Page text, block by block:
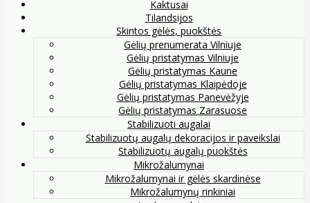
Kaktusai
Tilandsijos
Skintos gėlės, puokštės
Gėlių prenumerata Vilniuje
Gėlių pristatymas Vilniuje
Gėlių pristatymas Kaune
Gėlių pristatymas Klaipėdoje
Gėlių pristatymas Panevėžyje
Gėlių pristatymas Zarasuose
Stabilizuoti augalai
Stabilizuotų augalų dekoracijos ir paveikslai
Stabilizuotų augalų puokštės
Mikrožalumynai
Mikrožalumynai ir gėlės skardinėse
Mikrožalumynų rinkiniai